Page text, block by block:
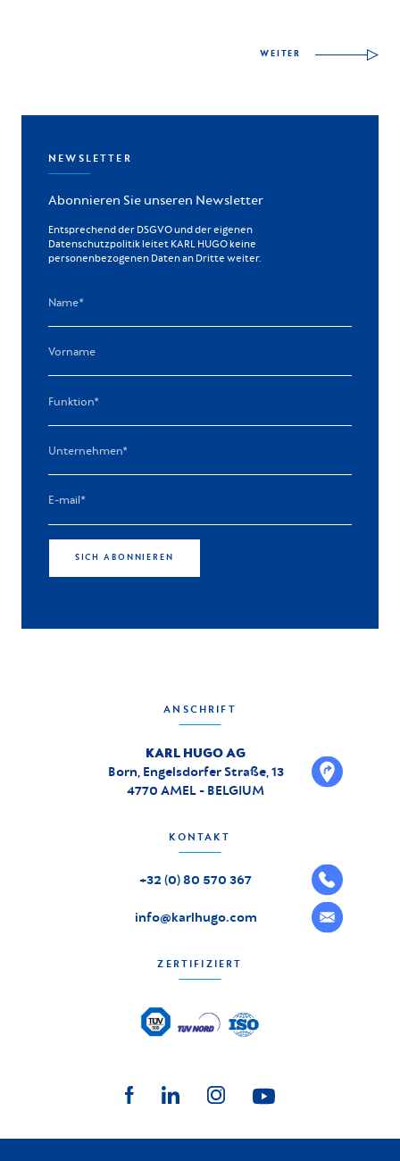
WEITER
NEWSLETTER
Abonnieren Sie unseren Newsletter
Entsprechend der DSGVO und der eigenen
Datenschutzpolitik leitet KARL HUGO keine
personenbezogenen Daten an Dritte weiter.
SICH ABONNIEREN
ANSCHRIFT
KARL HUGO AG
Born, Engelsdorfer Straße, 13
4770 AMEL - BELGIUM
KONTAKT
+32 (0) 80 570 367
info@karlhugo.com
ZERTIFIZIERT